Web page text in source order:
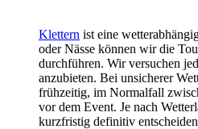
Klettern ist eine
oder Nässe können wir die
durchführen. Wir versuchen
anzubieten. Bei unsicherer
frühzeitig, im Normalfall
vor dem Event. Je nach
kurzfristig definitiv